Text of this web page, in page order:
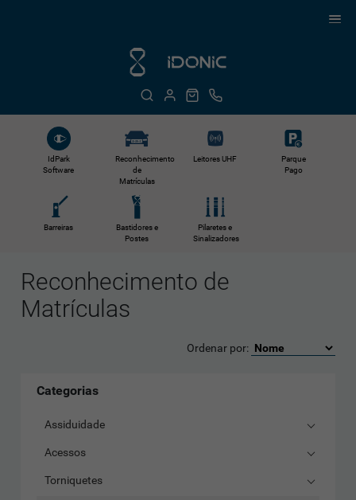
IdPark
Software
Reconhecimento
de
Matrículas
Leitores UHF
Parque
Pago
Barreiras
Bastidores e
Postes
Pilaretes e
Sinalizadores
Reconhecimento de
Matrículas
Ordenar por:
Categorias
Assiduidade
Acessos
Torniquetes